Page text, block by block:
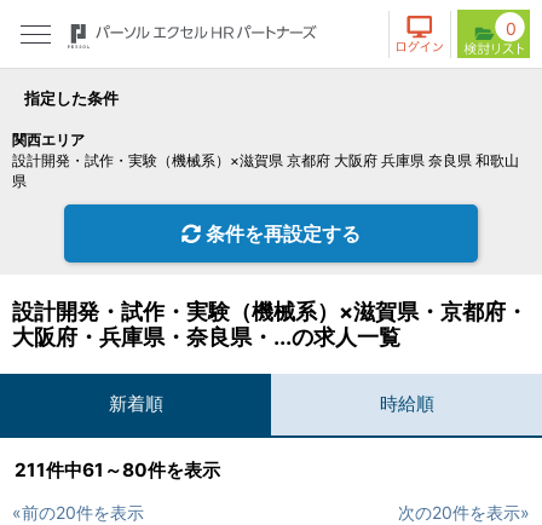
0
指定した条件
関西エリア
設計開発・試作・実験（機械系）×滋賀県 京都府 大阪府 兵庫県 奈良県 和歌山
県
条件を再設定する
設計開発・試作・実験（機械系）×滋賀県・京都府・
大阪府・兵庫県・奈良県・...の求人一覧
新着順 時給順
211件中61～80件を表示
«前の20件を表示 次の20件を表示»